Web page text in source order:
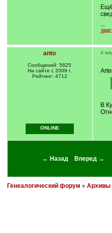
---
anto
Сообщений: 5825
На сайте с 2009 г.
Рейтинг: 4712
4
В
ONLINE
← Назад Вперед →
Генеалогический форум » Архивы